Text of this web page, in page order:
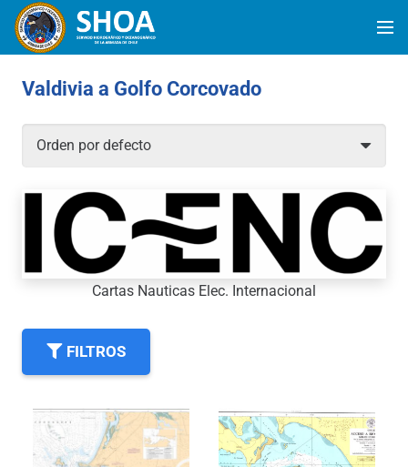
Valdivia a Golfo Corcovado
Cartas Nauticas Elec. Internacional
FILTROS